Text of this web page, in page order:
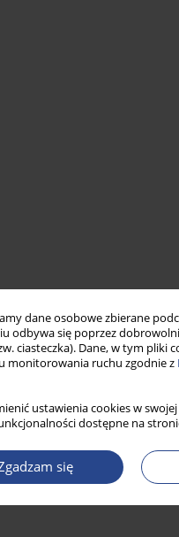
dane osobowe zbierane
odbywa się poprzez
ciasteczka). Dane, w tym pliki
monitorowania ruchu zgodnie z
ustawienia cookies w
dostępne na
się